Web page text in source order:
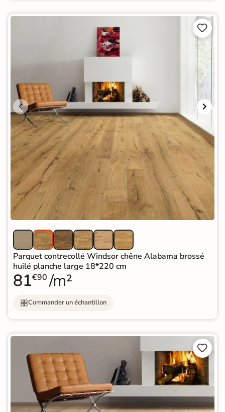


Parquet contrecollé Windsor chêne Alabama brossé
huilé planche large 18*220 cm
81€90 /m²
Commander un échantillon

